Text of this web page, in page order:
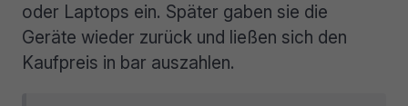
oder Laptops ein. Später gaben sie die
Geräte wieder zurück und ließen sich den
Kaufpreis in bar auszahlen.